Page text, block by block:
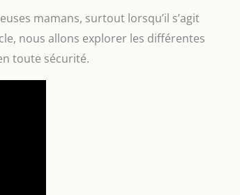
mamans, surtout lorsqu’il s’agit
nous allons explorer les différentes
toute sécurité.